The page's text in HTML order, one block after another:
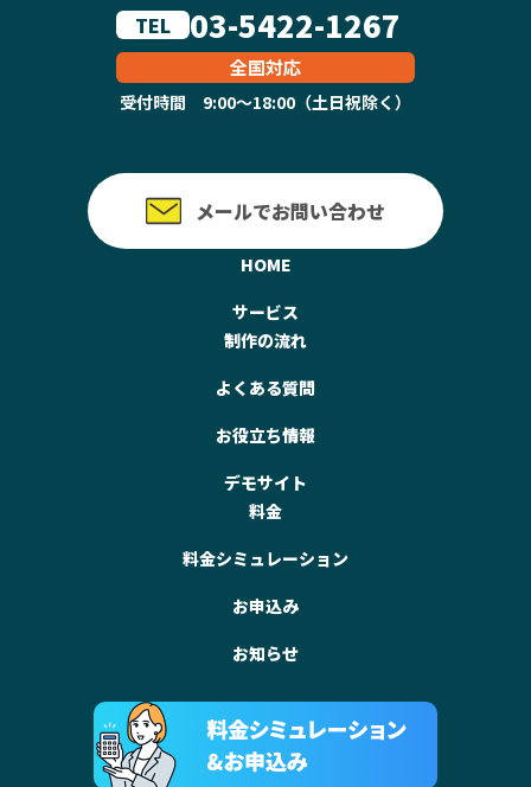
TEL 03-5422-1267
全国対応
受付時間 9:00～18:00（土日祝除く）
メールでお問い合わせ
HOME
サービス
制作の流れ
よくある質問
お役立ち情報
デモサイト
料金
料金シミュレーション
お申込み
お知らせ